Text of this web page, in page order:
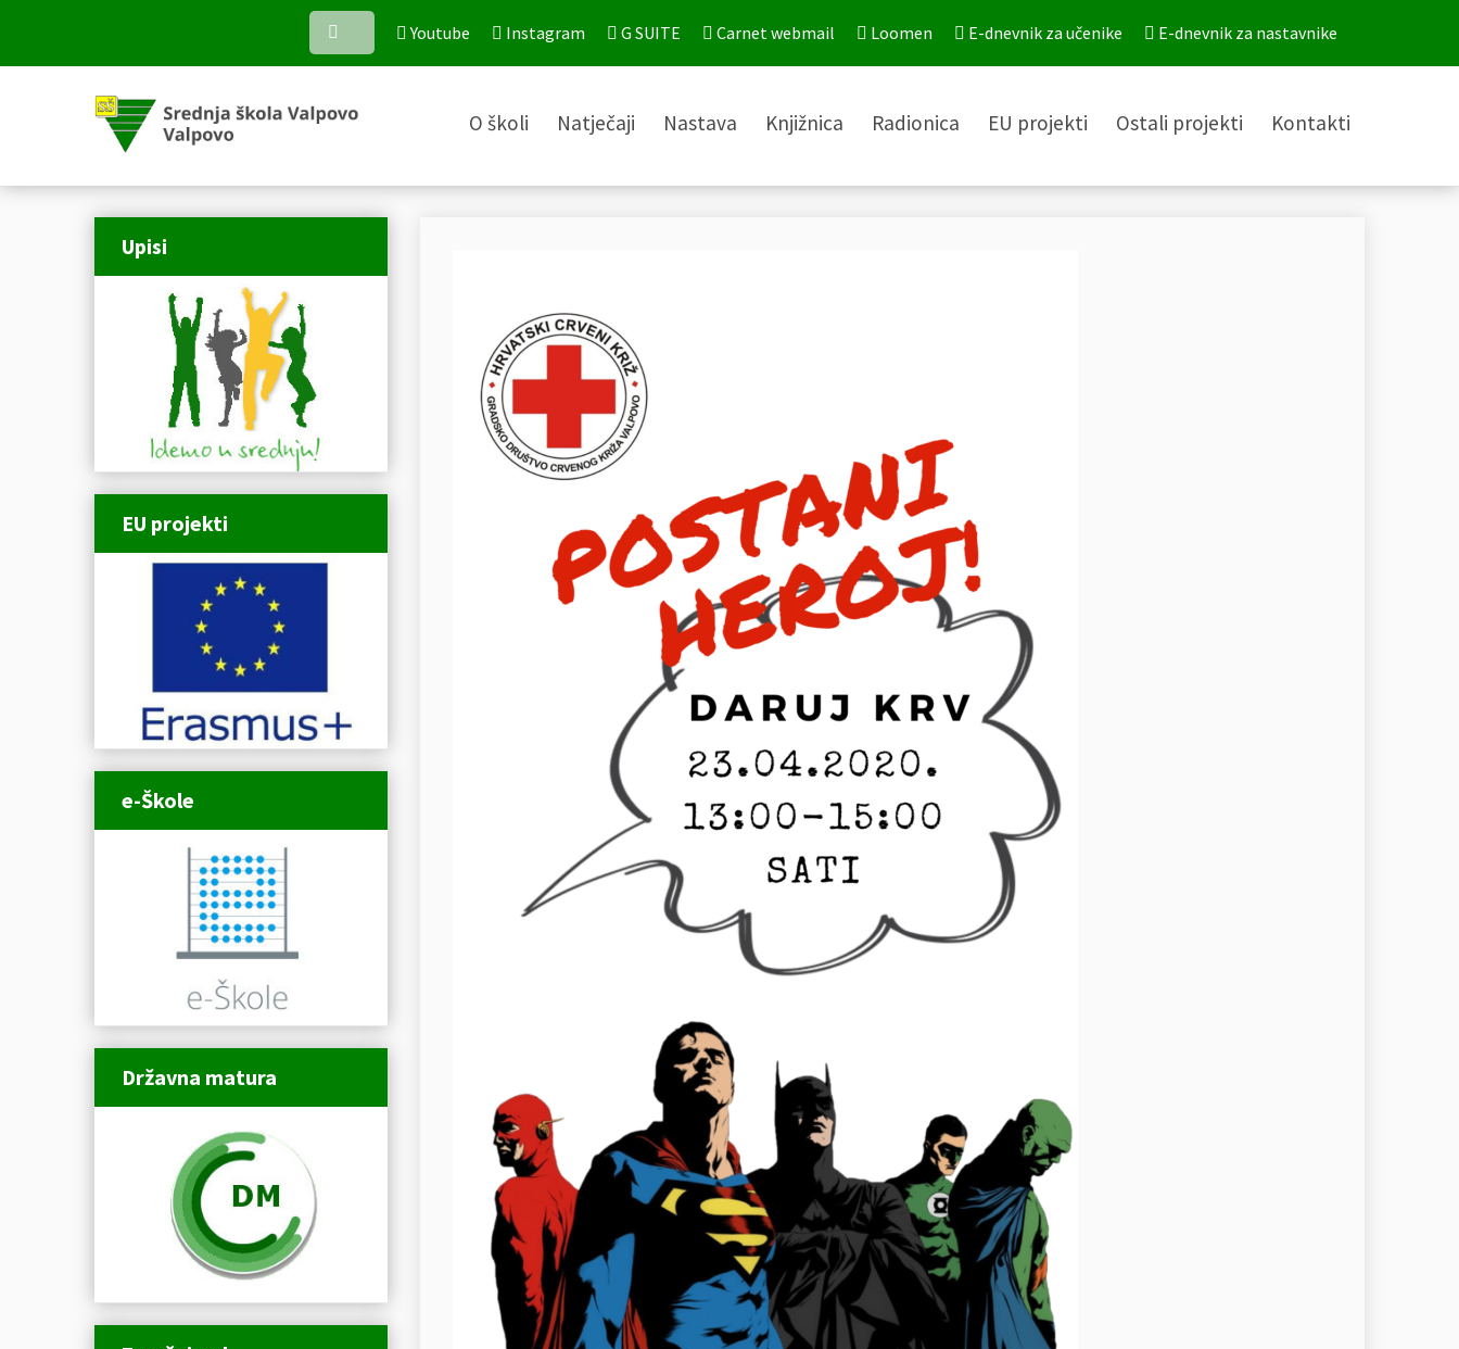
Youtube Instagram G SUITE Carnet webmail Loomen E-dnevnik za učenike E-dnevnik za nastavnike
O školi Natječaji Nastava Knjižnica Radionica EU projekti Ostali projekti Kontakti
Upisi
EU projekti
e-Škole
Državna matura